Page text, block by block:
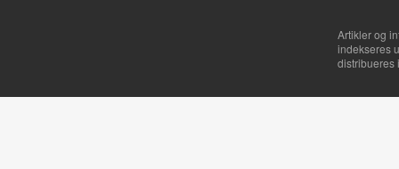
Artikler og
indekseres
distribueres